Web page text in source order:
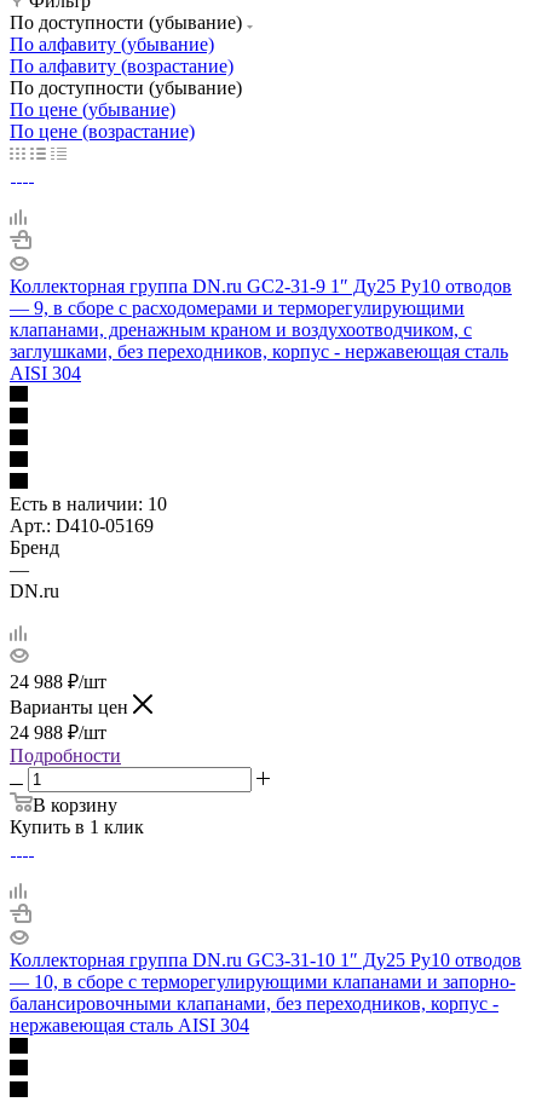
По доступности (убывание)
По алфавиту (убывание)
По алфавиту (возрастание)
По доступности (убывание)
По цене (убывание)
По цене (возрастание)
Коллекторная группа DN.ru GC2-31-9 1″ Ду25 Ру10 отводов
— 9, в сборе с расходомерами и терморегулирующими
клапанами, дренажным краном и воздухоотводчиком, с
заглушками, без переходников, корпус - нержавеющая сталь
AISI 304
Есть в наличии: 10
Арт.: D410-05169
Бренд
—
DN.ru
24 988 ₽/шт
Варианты цен
24 988 ₽/шт
Подробности
В корзину
Купить в 1 клик
Коллекторная группа DN.ru GC3-31-10 1″ Ду25 Ру10 отводов
— 10, в сборе с терморегулирующими клапанами и запорно-
балансировочными клапанами, без переходников, корпус -
нержавеющая сталь AISI 304